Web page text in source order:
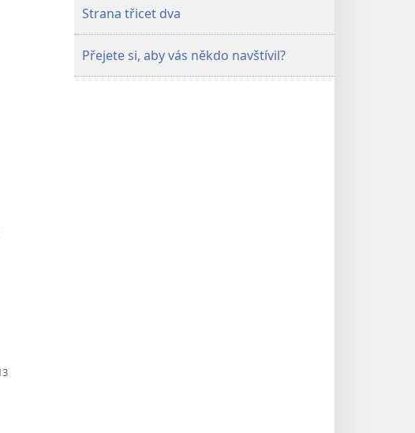
Strana třicet dva
Přejete si, aby vás někdo navštívil?